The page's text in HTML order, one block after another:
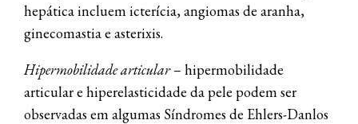
hepática incluem icterícia, angiomas de aranha,
ginecomastia e asterixis.
Hipermobilidade articular– hipermobilidade
articular e hiperelasticidade da pele podem ser
observadas em algumas Síndromes de Ehlers-Danlos